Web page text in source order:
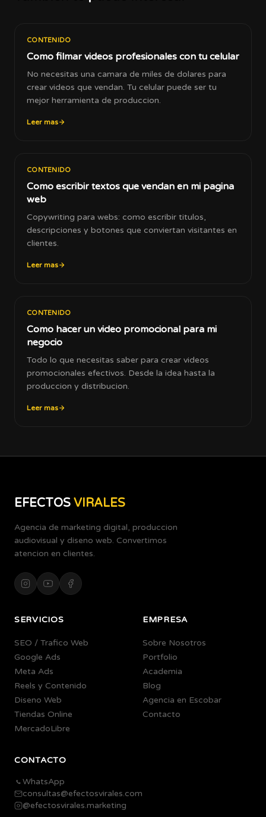
CONTENIDO
Como filmar videos profesionales con tu celular
No necesitas una camara de miles de dolares para
crear videos que vendan. Tu celular puede ser tu
mejor herramienta de produccion.
Leer mas
CONTENIDO
Como escribir textos que vendan en mi pagina
web
Copywriting para webs: como escribir titulos,
descripciones y botones que conviertan visitantes en
clientes.
Leer mas
CONTENIDO
Como hacer un video promocional para mi
negocio
Todo lo que necesitas saber para crear videos
promocionales efectivos. Desde la idea hasta la
produccion y distribucion.
Leer mas
EFECTOS VIRALES
Agencia de marketing digital, produccion
audiovisual y diseno web. Convertimos
atencion en clientes.
SERVICIOS
SEO / Trafico Web
Google Ads
Meta Ads
Reels y Contenido
Diseno Web
Tiendas Online
MercadoLibre
EMPRESA
Sobre Nosotros
Portfolio
Academia
Blog
Agencia en Escobar
Contacto
CONTACTO
WhatsApp
consultas@efectosvirales.com
@efectosvirales.marketing